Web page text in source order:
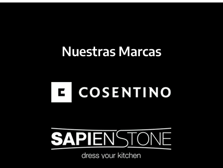
Nuestras Marcas